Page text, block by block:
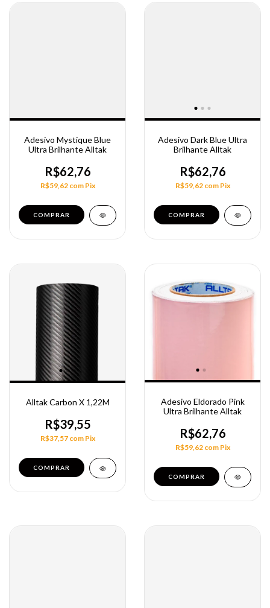
Adesivo Mystique Blue
Ultra Brilhante Alltak
R$62,76
R$59,62 com Pix
COMPRAR
Adesivo Dark Blue Ultra
Brilhante Alltak
R$62,76
R$59,62 com Pix
COMPRAR
Alltak Carbon X 1,22M
R$39,55
R$37,57 com Pix
COMPRAR
Adesivo Eldorado Pink
Ultra Brilhante Alltak
R$62,76
R$59,62 com Pix
COMPRAR